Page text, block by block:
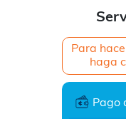
Para
haga
Pago